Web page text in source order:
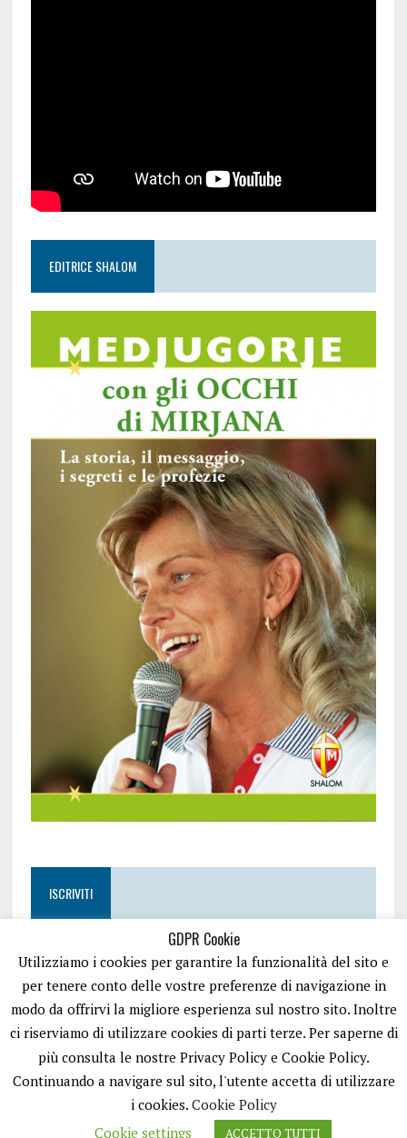
EDITRICE SHALOM
ISCRIVITI
GDPR Cookie
Utilizziamo i cookies per garantire la funzionalità del sito e
per tenere conto delle vostre preferenze di navigazione in
modo da offrirvi la migliore esperienza sul nostro sito. Inoltre
ci riserviamo di utilizzare cookies di parti terze. Per saperne di
più consulta le nostre Privacy Policy e Cookie Policy.
Continuando a navigare sul sito, l'utente accetta di utilizzare
i cookies. Cookie Policy
Cookie settings
ACCETTO TUTTI